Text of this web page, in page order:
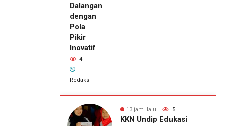
Dalangan
dengan
Pola
Pikir
Inovatif
4
Redaksi
13 jam lalu 4
KKN Undip Bekali
13 jam lalu
Pemilik